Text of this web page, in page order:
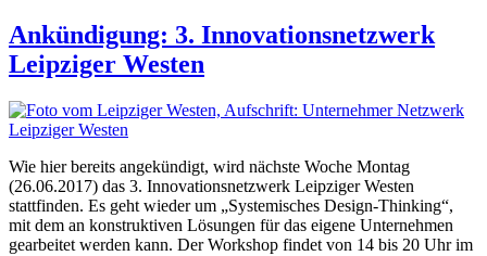
Ankündigung: 3. Innovationsnetzwerk
Leipziger Westen
Wie hier bereits angekündigt, wird nächste Woche Montag
(26.06.2017) das 3. Innovationsnetzwerk Leipziger Westen
stattfinden. Es geht wieder um „Systemisches Design-Thinking“,
mit dem an konstruktiven Lösungen für das eigene Unternehmen
gearbeitet werden kann. Der Workshop findet von 14 bis 20 Uhr im